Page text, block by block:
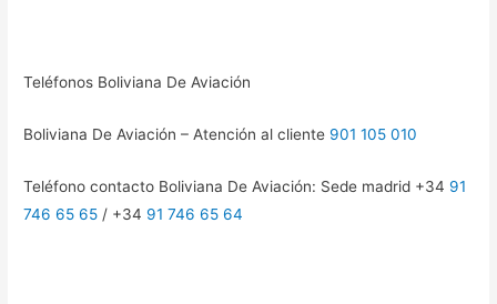
Teléfonos Boliviana De Aviación
Boliviana De Aviación – Atención al cliente 901 105 010
Teléfono contacto Boliviana De Aviación: Sede madrid +34 91
746 65 65 / +34 91 746 65 64